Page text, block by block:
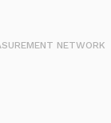
NETWORK